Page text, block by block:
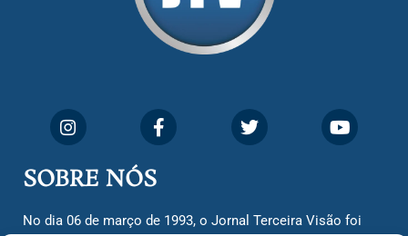
SOBRE NÓS
No dia 06 de março de 1993, o Jornal Terceira Visão foi